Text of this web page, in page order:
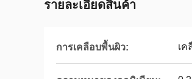
รายละเอียดสินค้า
การเคลือบพื้นผิว: เค